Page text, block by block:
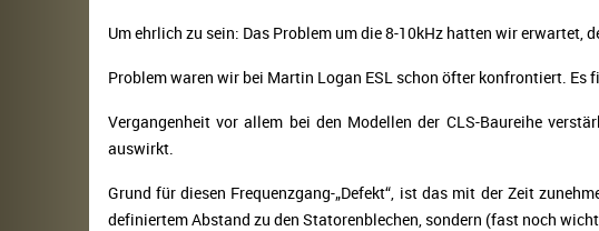
Um ehrlich zu sein: Das Problem um die 8-10kHz hatten wir erwartet,
Problem waren wir bei Martin Logan ESL schon öfter konfrontiert. Es
Vergangenheit vor allem bei den Modellen der CLS-Baureihe
auswirkt.
Grund für diesen Frequenzgang-„Defekt“, ist das mit der Zeit
definiertem Abstand zu den Statorenblechen, sondern (fast noch